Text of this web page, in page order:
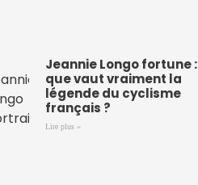
Jeannie Longo fortune :
que vaut vraiment la
légende du cyclisme
français ?
Lire plus »